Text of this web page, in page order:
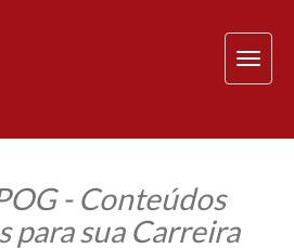
- Conteúdos
para sua Carreira